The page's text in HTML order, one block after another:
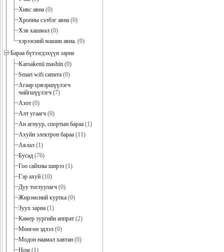
Хивс авна (0)
Хропны сэлбэг авна (0)
Хэв хашмал (0)
хэрээсний машин авна. (0)
Бараа бүтээгдэхүүн зарна
Karoakenii mashin (0)
Smart wifi camera (0)
Агаар цэвэршүүлэгч
чийгшүүлэгч (7)
Азот (0)
Алт угаагч (0)
Ан агнуур, спортын бараа (1)
Ахуйн электрон бараа (11)
Аялал (1)
Бусад (76)
Гоо сайхны ширээ (1)
Гэр ахуй (10)
Дуу тоглуулагч (0)
Жирэмсний куртка (0)
Зуух зарна (1)
Камер зургийн аппрат (2)
Мөнгөн эдлэл (0)
Модон наамал хавтан (0)
Ном (1)